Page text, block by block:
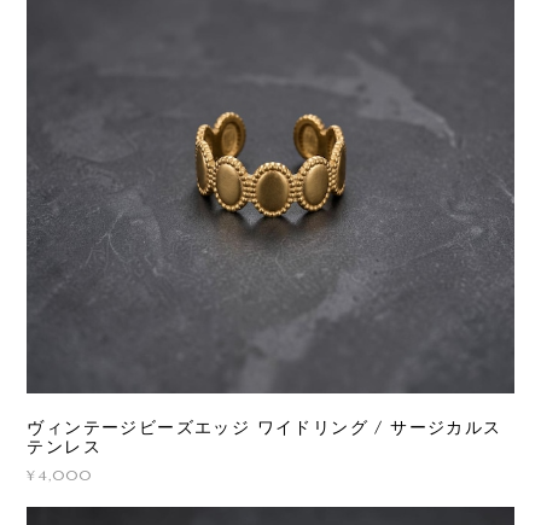
ヴィンテージビーズエッジ ワイドリング / サージカルス
テンレス
¥4,000